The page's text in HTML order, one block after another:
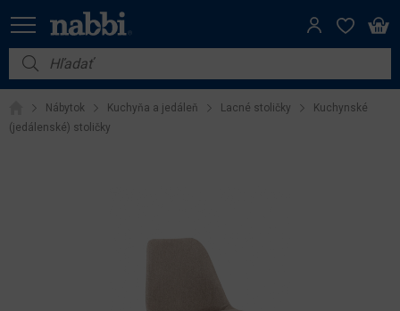
Nábytok
Vybavenie do domácnosti
Nábytok Kuchyňa a jedáleň Lacné stoličky
Kuchynské
(jedálenské) stoličky